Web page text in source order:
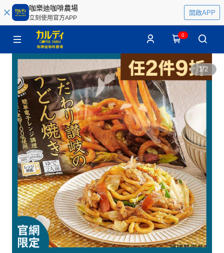
咖樂迪咖啡農場
立刻使用官方APP
開啟APP
0
1/2